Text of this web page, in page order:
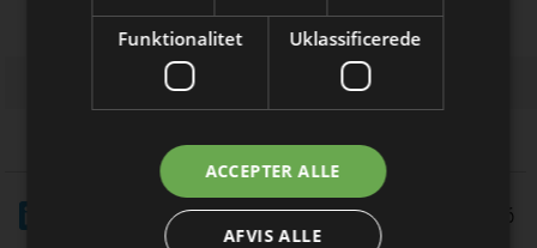
Jeg modtager allerede
nyhedsbrevet
11/6 2026
Funktionalitet Uklassificerede
ACCEPTER ALLE
AFVIS ALLE